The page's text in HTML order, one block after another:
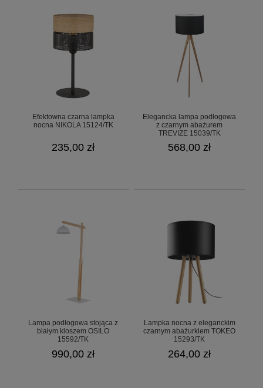
Efektowna czarna lampka
nocna NIKOLA 15124/TK
235,00 zł
Elegancka lampa podłogowa
z czarnym abażurem
TREVIZE 15039/TK
568,00 zł
Lampa podłogowa stojąca z
białym kloszem OSILO
15592/TK
990,00 zł
Lampka nocna z eleganckim
czarnym abażurkiem TOKEO
15293/TK
264,00 zł